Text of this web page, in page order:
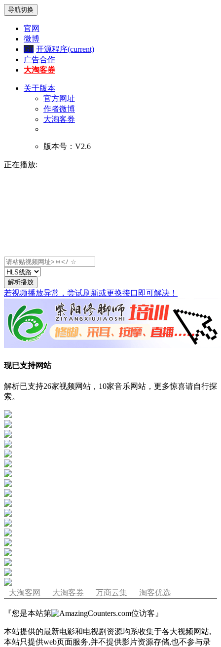
导航切换
官网
微博
Git 开源程序(current)
广告合作
大淘客券
关于版本
官方网址
作者微博
大淘客券
版本号：V2.6
正在播放:
解析播放
若视频播放异常，尝试刷新或更换接口即可解决！
现已支持网站
解析已支持26家视频网站，10家音乐网站，更多惊喜请自行探
索。
大淘客网 大淘客券 万商云集 淘客优选
『您是本站第 位访客』
本站提供的最新电影和电视剧资源均系收集于各大视频网站,
本站只提供web页面服务,并不提供影片资源存储,也不参与录